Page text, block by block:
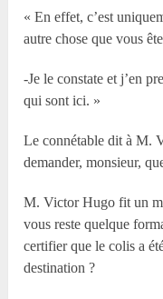
« En effet, c’est
autre chose que vous
-Je le constate et j’en
qui sont ici. »
Le connétable dit à M.
demander, monsieur,
M. Victor Hugo fit un
vous reste quelque
certifier que le colis a
destination ?